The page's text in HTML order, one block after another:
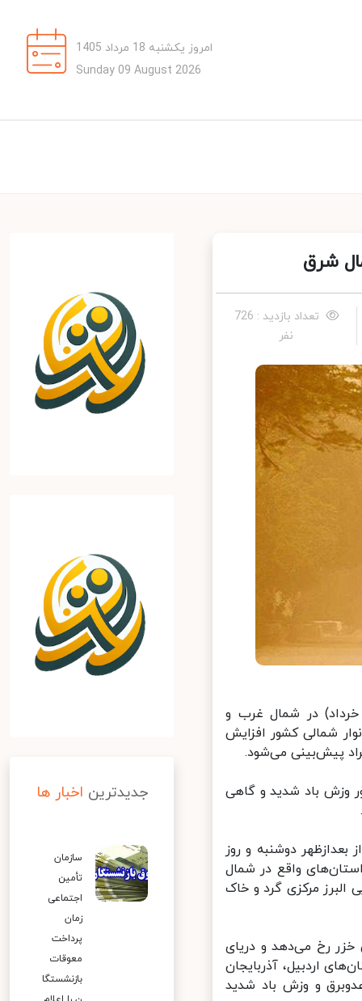
امروز یکشنبه 18 مرداد 1405
Sunday 09 August 2026
تعداد بازدید : 726
نفر
در شمال غرب و
شنبه (۲ و ۳ خرداد) نیز در نوار شمالی کشور افزایش
وزش باد شدید و گاهی
دوشنبه و روز
واقع در شمال
مرکزی گرد و خاک
ساحلی خزر رخ می‌دهد و دریای
اردبیل، آذربایجان
و وزش باد شدید
جدیدترین اخبار ها
سازمان
تأمین
اجتماعی
زمان
پرداخت
معوقات
بازنشستگا